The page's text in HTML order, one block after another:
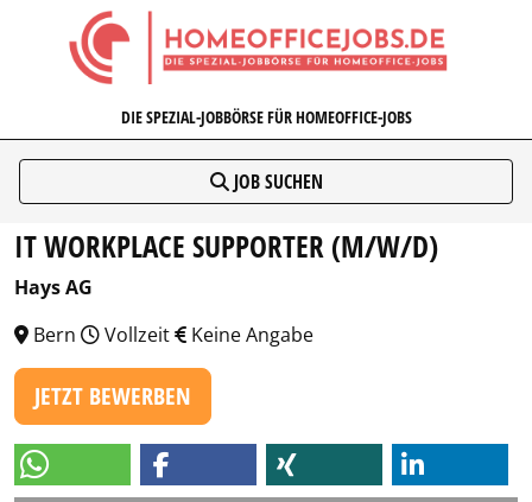
HOMEOFFICEJOBS.DE
DIE SPEZIAL-JOBBÖRSE FÜR HOMEOFFICE-JOBS
JOB SUCHEN
IT WORKPLACE SUPPORTER (M/W/D)
Hays AG
Bern
Vollzeit Keine Angabe
JETZT BEWERBEN